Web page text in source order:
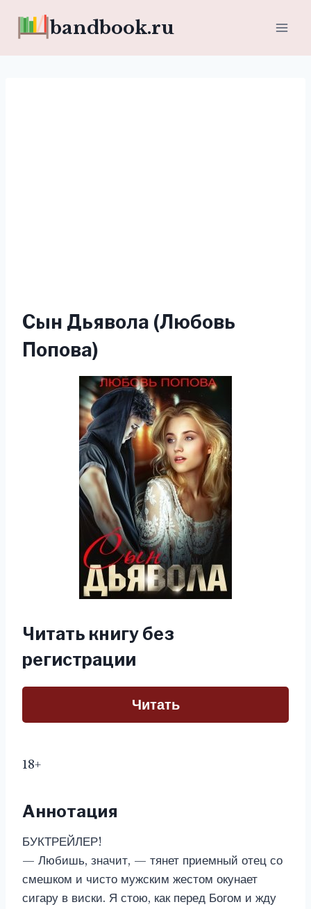
bandbook.ru
Сын Дьявола (Любовь
Попова)
Читать книгу без
регистрации
Читать
18+
Аннотация
БУКТРЕЙЛЕР!
— Любишь, значит, — тянет приемный отец со
смешком и чисто мужским жестом окунает
сигару в виски. Я стою, как перед Богом и жду